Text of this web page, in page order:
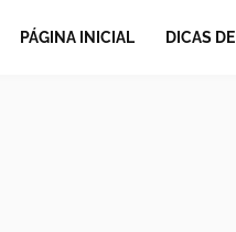
PÁGINA INICIAL DICAS